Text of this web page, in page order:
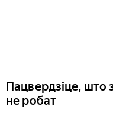
Пацвердзіце, што
не робат